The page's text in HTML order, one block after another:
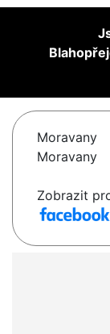
Moravany
Moravany
Zobrazit